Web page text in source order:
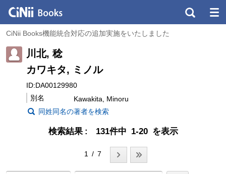
CiNii Books機能統合対応の追加実施をいたしました
川北, 稔
カワキタ, ミノル
ID:DA00129980
別名
Kawakita, Minoru
同姓同名の著者を検索
検索結果 131件中 1-20 を表示
1 / 7